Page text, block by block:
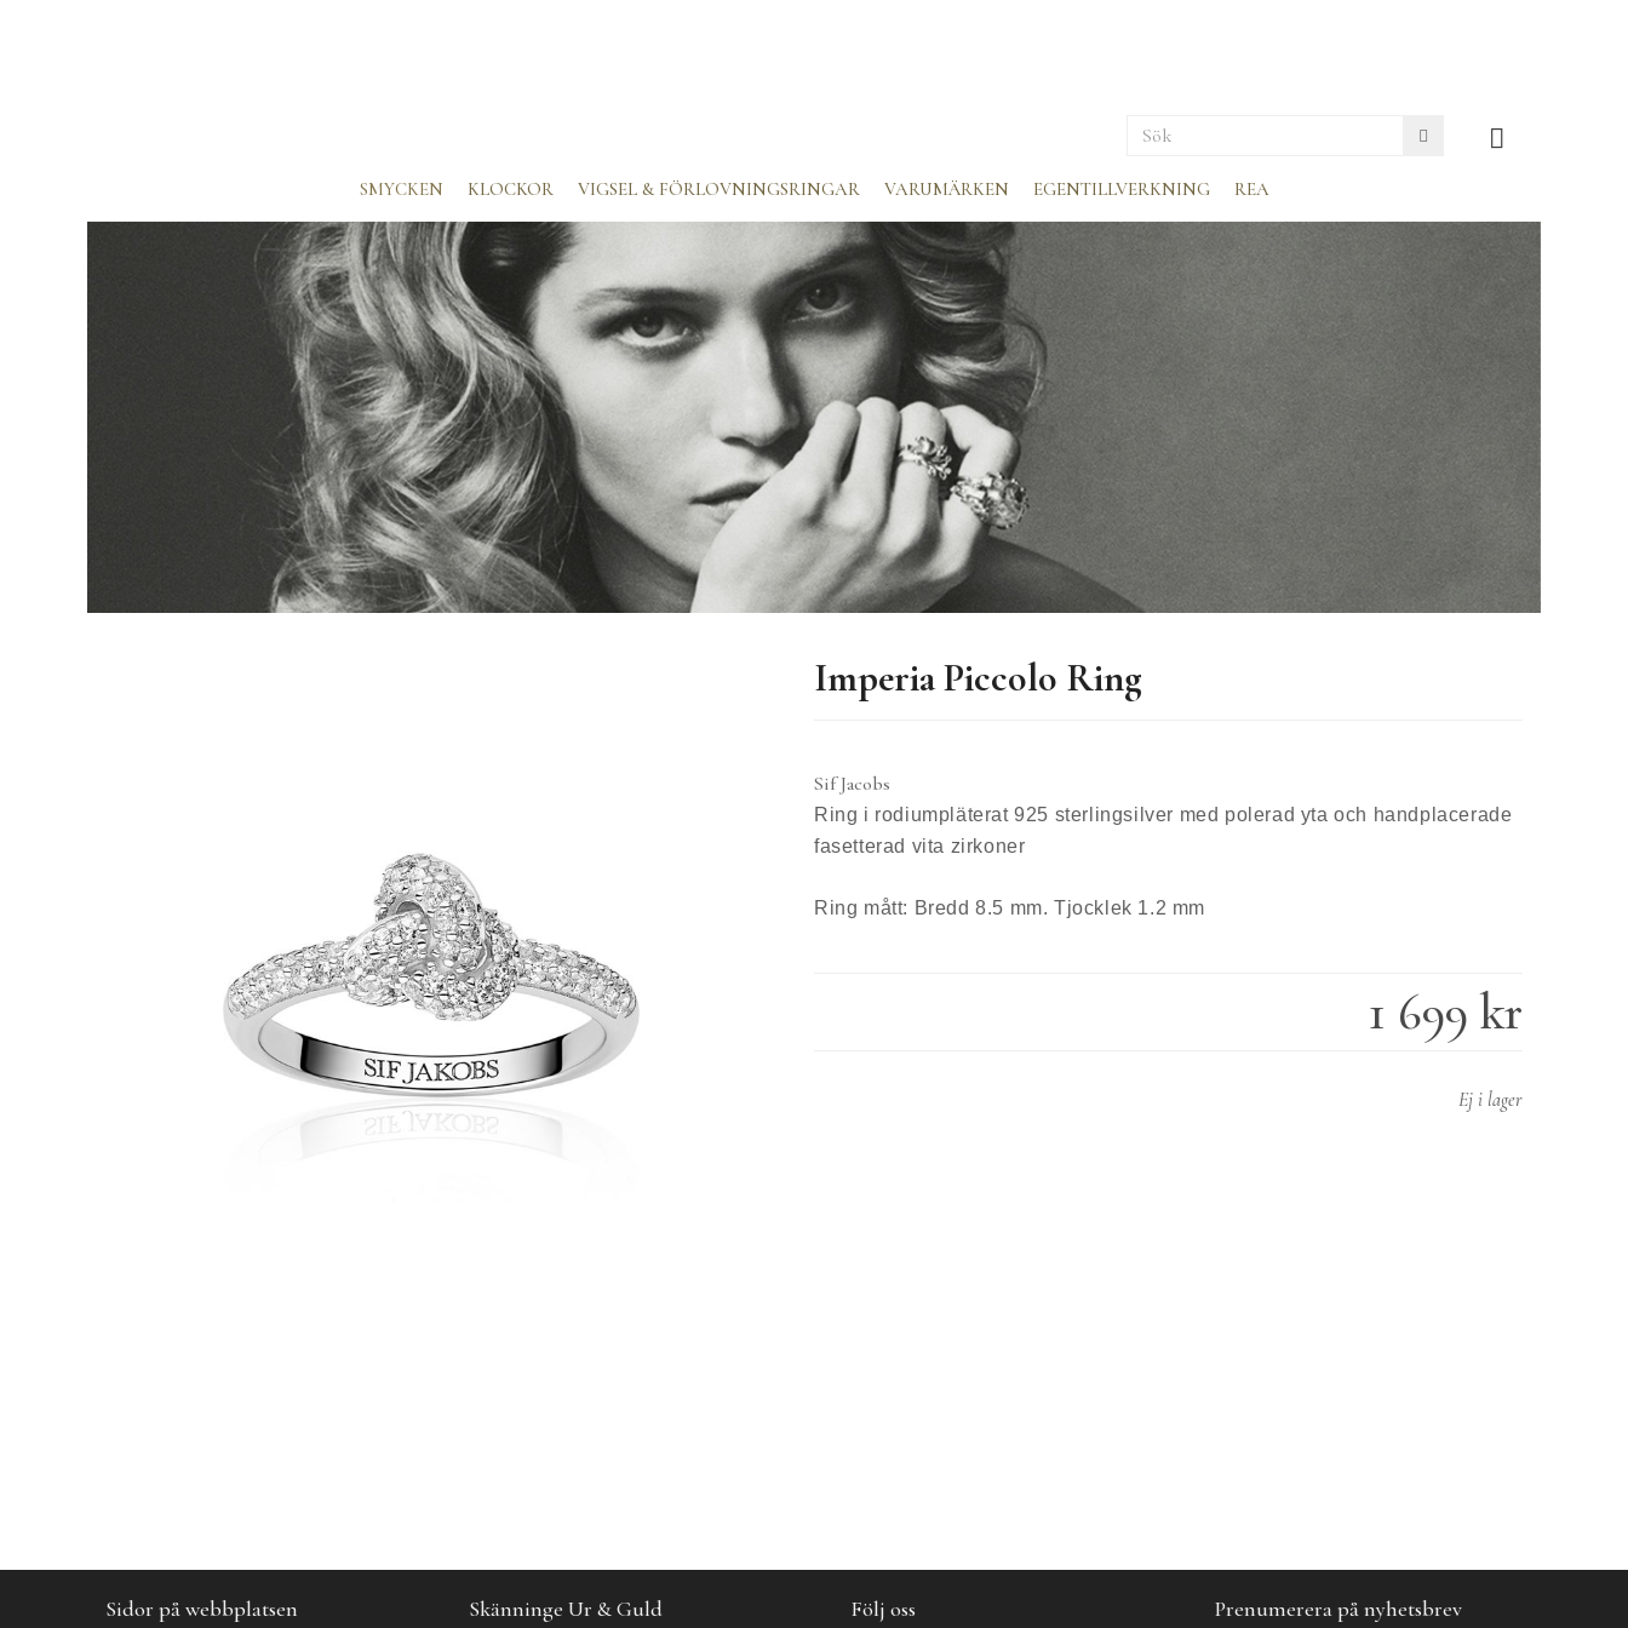
SMYCKEN KLOCKOR VIGSEL & FÖRLOVNINGSRINGAR VARUMÄRKEN EGENTILLVERKNING REA
Imperia Piccolo Ring
Sif Jacobs
Ring i rodiumpläterat 925 sterlingsilver med polerad yta och handplacerade
fasetterad vita zirkoner
Ring mått: Bredd 8.5 mm. Tjocklek 1.2 mm
1 699 kr
Ej i lager
Sidor på webbplatsen Skänninge Ur & Guld Följ oss Prenumerera på nyhetsbrev